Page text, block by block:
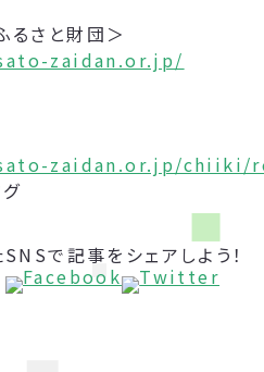
さと財団＞
zaidan.or.jp/
zaidan.or.jp/chiiki/
SNSで記事をシェアしよう！